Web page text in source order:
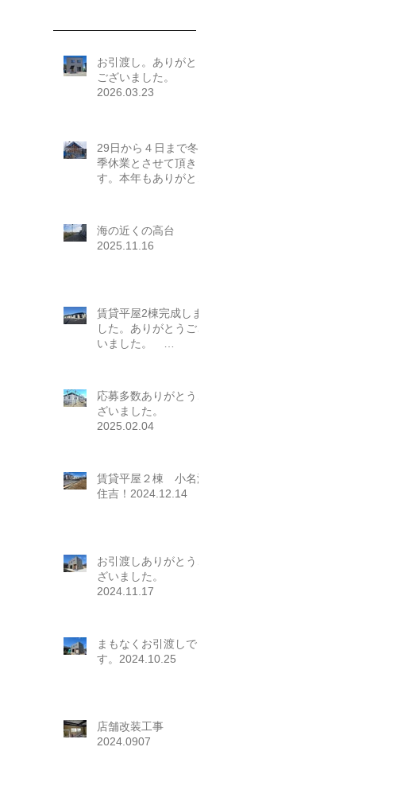
お引渡し。ありがとう
ございました。
2026.03.23
29日から４日まで冬
季休業とさせて頂きま
す。本年もありがとう
海の近くの高台
2025.11.16
賃貸平屋2棟完成しま
した。ありがとうござ
いました。
応募多数ありがとうご
ざいました。
2025.02.04
賃貸平屋２棟 小名浜
住吉！2024.12.14
お引渡しありがとうご
ざいました。
2024.11.17
まもなくお引渡しで
す。2024.10.25
店舗改装工事
2024.0907